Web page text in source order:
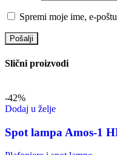
Spremi moje ime, e-
Slični proizvodi
-42%
Dodaj u želje
Spot lampa Amos-1